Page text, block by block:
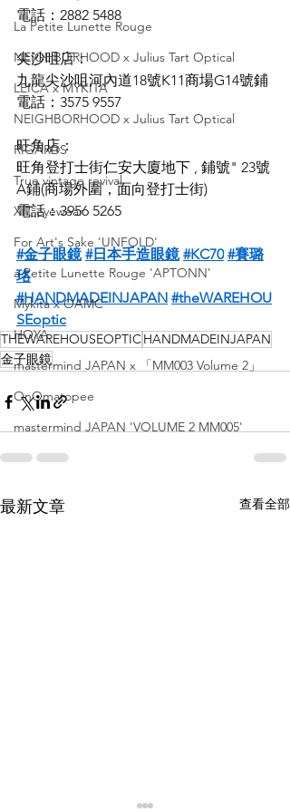
La Petite Lunette Rouge
NEIGHBORHOOD x Julius Tart Optical
LEICA x MYKITA
NEIGHBORHOOD x Julius Tart Optical
RIGARDS
True vintage revival
XIT eyewear
For Art's Sake 'UNFOLD'
a Petite Lunette Rouge 'APTONN'
Mykita x OAMC
HOYA
mastermind JAPAN x 「MM003 Volume 2」
OnOmatopee
mastermind JAPAN 'VOLUME 2 MM005'
電話：2882 5488
尖沙咀店：
九龍尖沙咀河內道18號K11商場G14號鋪
電話：3575 9557
旺角店：
旺角登打士街仁安大廈地下 , 鋪號" 23號
A鋪(商場外圍，面向登打士街)
電話：3956 5265
#金子眼鏡 #日本手造眼鏡 #KC70 #賽璐
珞
#HANDMADEINJAPAN #theWAREHOU
SEoptic
THEWAREHOUSEOPTICHANDMADEINJAPAN
金子眼鏡
最新文章 查看全部